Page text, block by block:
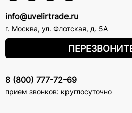
info@uvelirtrade.ru
г. Москва, ул. Флотская, д. 5А
8 (800) 777-72-69
прием звонков: круглосуточно